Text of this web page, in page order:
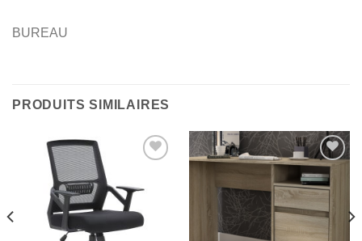
BUREAU
PRODUITS SIMILAIRES
wishlist
Ajouter
à la
wishlist